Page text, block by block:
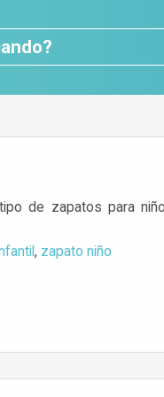
de zapatos para
, zapato niño